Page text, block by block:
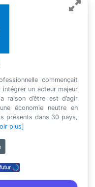
commençait
intégrer un acteur majeur
raison d’être est d’agir
économie neutre en
présents dans 30 pays,
plus]